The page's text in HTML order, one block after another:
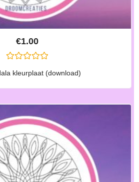
€1.00
E
A
R
E
E
R
D
0
U
I
T
5
kleurplaat (download)